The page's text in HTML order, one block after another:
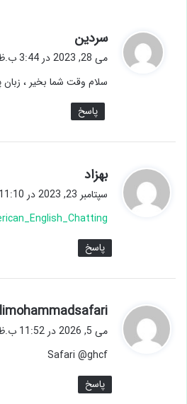
سردین
ف
:
می 28, 2023 در 3:44 ب.ظ
سلام وقت شما بخیر ،
پاسخ
بهزاد
:
سپتامبر 23, 2023 در 11:10 ق.ظ
پاسخ
می 5, 2026 در 11:52 ب.ظ
Safari @ghcf
پاسخ